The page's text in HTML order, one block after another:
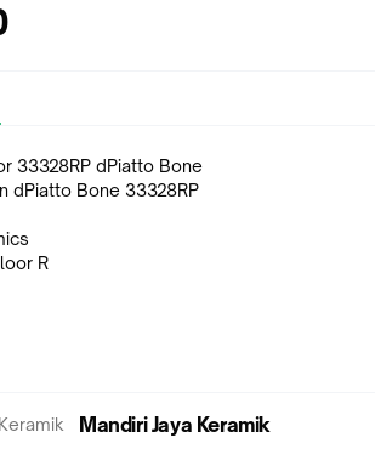
33328RP dPiatto Bone
dPiatto Bone 33328RP
R
Harga / DusMandiri Jaya Keramik